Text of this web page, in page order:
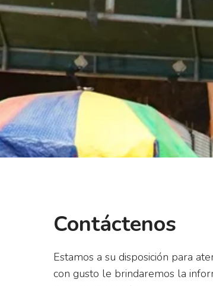
Contáctenos
Estamos a su disposición para
con gusto le brindaremos la